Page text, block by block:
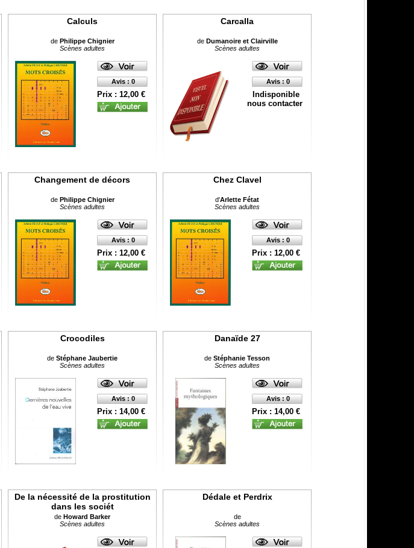
Calculs
de Philippe Chignier
Scènes adultes
Avis : 0
Prix : 12,00 €
Carcalla
de Dumanoire et Clairville
Scènes adultes
Avis : 0
Indisponible
nous contacter
Changement de décors
de Philippe Chignier
Scènes adultes
Avis : 0
Prix : 12,00 €
Chez Clavel
d'Arlette Fétat
Scènes adultes
Avis : 0
Prix : 12,00 €
Crocodiles
deStéphane Jaubertie
Scènes adultes
Avis : 0
Prix : 14,00 €
Danaïde 27
deStéphanie Tesson
Scènes adultes
Avis : 0
Prix : 14,00 €
De la nécessité de la prostitution
dans les sociét
deHoward Barker
Scènes adultes
Dédale et Perdrix
de
Scènes adultes